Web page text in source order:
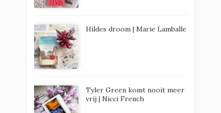
Hildes droom | Marie Lamballe
Tyler Green komt nooit meer
vrij | Nicci French